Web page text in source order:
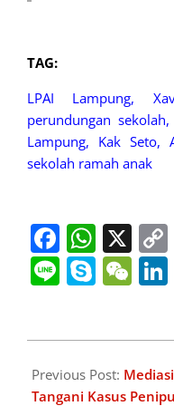
TAG:
LPAI Lampung,
perundungan
Lampung, Kak Seto,
sekolah ramah anak
X
Line
10-
09
Previous Post:
Tangani Kasus